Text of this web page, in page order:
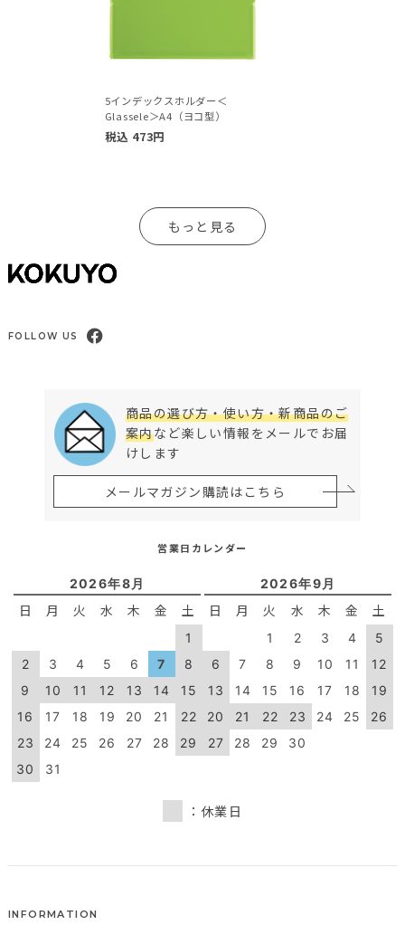
5インデックスホルダー＜
Glassele＞A4（ヨコ型）
税込 473円
もっと見る
FOLLOW US
商品の選び方・使い方・新商品のご
案内など楽しい情報をメールでお届
けします
メールマガジン購読はこちら
営業日カレンダー
2026年8月
日 月 火 水 木 金 土
1
2
3 4 5 6 7
8
9
10 11 12 13 14
15
16
17 18 19 20 21
22
23
24 25 26 27 28
29
30
31
2026年9月
日 月 火 水 木 金 土
1 2 3 4
5
6
7 8 9 10 11
12
13
14 15 16 17 18
19
20
21 22 23 24 25
26
27
28 29 30
：休業日
INFORMATION